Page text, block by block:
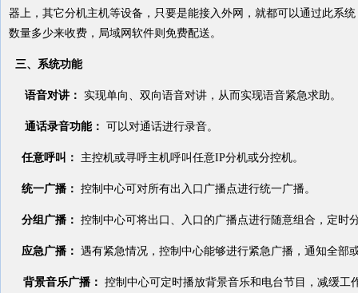
器上，其它分机主机等设备，只要是能接入外网，就都可以通过此系
数量多少来收费，局域网软件则免费配送。
三、系统功能
语音对讲： 实现单向、双向语音对讲，从而实现语音紧急求助。
通话录音功能： 可以对通话进行录音。
任意呼叫： 主控机或寻呼主机呼叫任意IP分机或分控机。
统一广播： 控制中心可对所有出入口广播点进行统一广播。
分组广播： 控制中心可将出口、入口的广播点进行随意组合，定时
应急广播： 遇有紧急情况，控制中心能够进行紧急广播，通知全部
背景音乐广播： 控制中心可定时播放背景音乐和电台节目，减缓工